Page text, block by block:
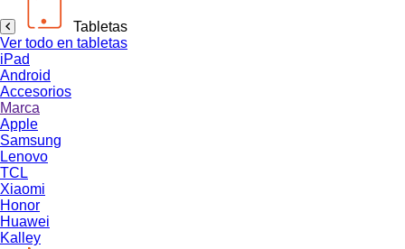
Tabletas
Ver todo en tabletas
iPad
Android
Accesorios
Marca
Apple
Samsung
Lenovo
TCL
Xiaomi
Honor
Huawei
Kalley